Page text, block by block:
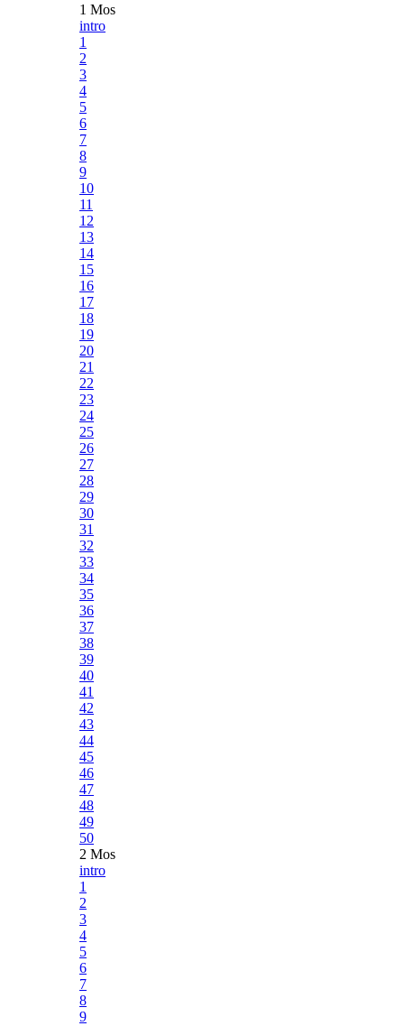
1 Mos
intro
1
2
3
4
5
6
7
8
9
10
11
12
13
14
15
16
17
18
19
20
21
22
23
24
25
26
27
28
29
30
31
32
33
34
35
36
37
38
39
40
41
42
43
44
45
46
47
48
49
50
2 Mos
intro
1
2
3
4
5
6
7
8
9